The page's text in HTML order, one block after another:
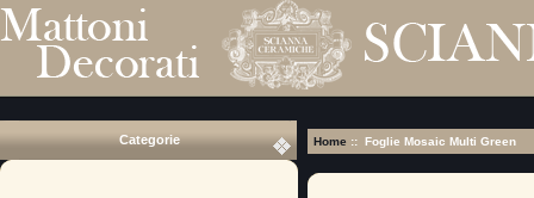
Categorie Home :: Foglie Mosaic Multi Green